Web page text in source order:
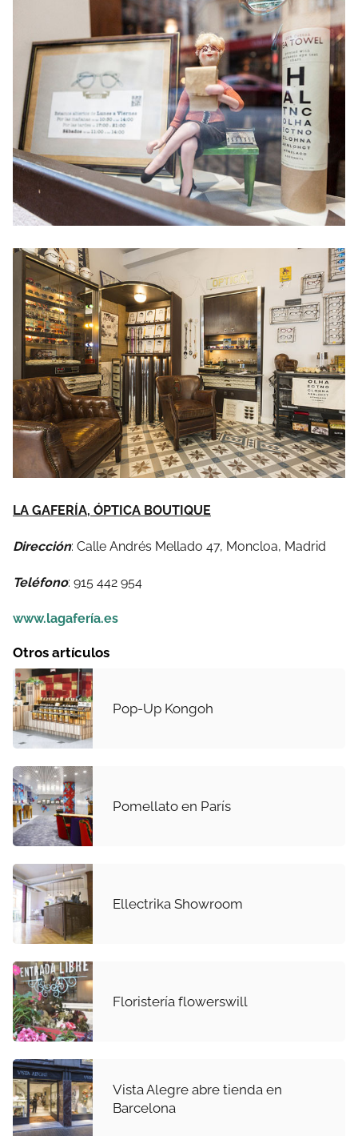
LA GAFERÍA, ÓPTICA BOUTIQUE
Dirección: Calle Andrés Mellado 47, Moncloa, Madrid
Teléfono: 915 442 954
www.lagafería.es
Otros artículos
Pop-Up Kongoh
Pomellato en París
Ellectrika Showroom
Floristería flowerswill
Vista Alegre abre tienda en
Barcelona